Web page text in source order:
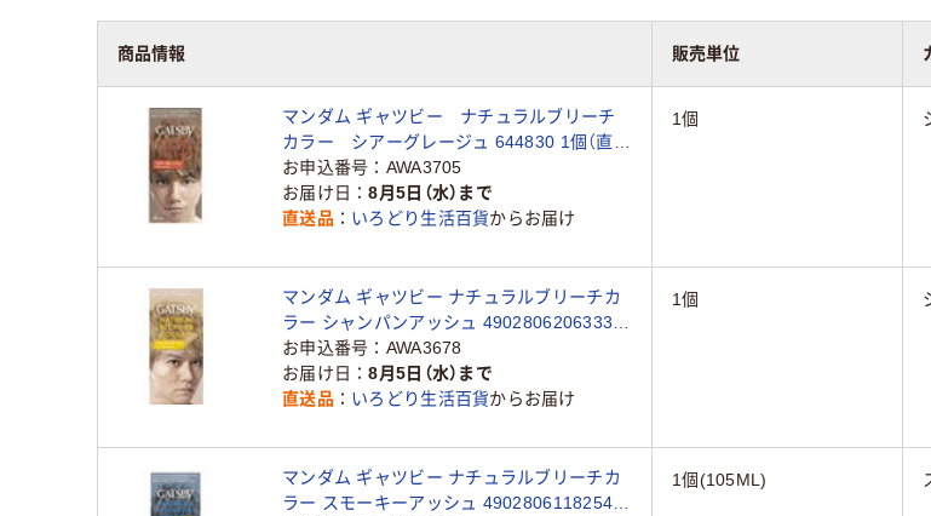
商品情報 販売単位
マンダム ギャツビー ナチュラルブリーチ
カラー シアーグレージュ 644830 1個（直送
品）
お申込番号
AWA3705
お届け日
8月5日（水）まで
直送品
いろどり生活百貨からお届け
1個
マンダム ギャツビー ナチュラルブリーチカ
ラー シャンパンアッシュ 4902806206333 1
個（直送品）
お申込番号
AWA3678
お届け日
8月5日（水）まで
直送品
いろどり生活百貨からお届け
1個
マンダム ギャツビー ナチュラルブリーチカ
ラー スモーキーアッシュ 4902806118254 1
1個(105ML)